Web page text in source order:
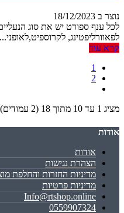
נוצר ב 18/12/2023
לכל ענף ספורט יש את סוג
לפאוורליפטינג, לקרוספיט,לאופני...
קרא עוד
1
2
מציג 1 עד 10 מתוך 18 (2 עמודים)
אודות
אודות
הצהרת נגישות
מדיניות החזרות והחלפת
מדיניות פרטיות
Info@rtshop.online
0559907324